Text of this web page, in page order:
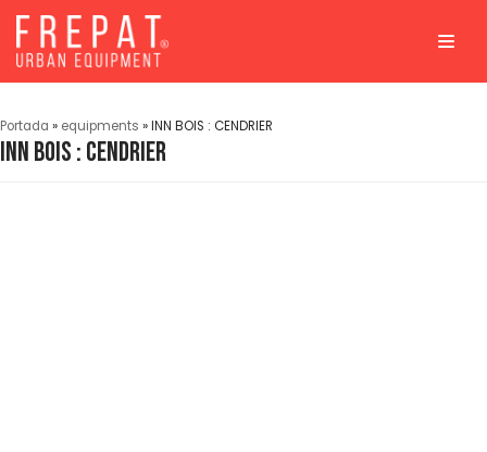
Aller
au
contenu
Portada » equipments »INN BOIS : CENDRIER
INN BOIS : CENDRIER